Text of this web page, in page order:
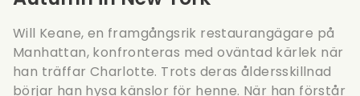
Will Keane, en framgångsrik restaurangägare på
Manhattan, konfronteras med oväntad kärlek när
han träffar Charlotte. Trots deras åldersskillnad
börjar han hysa känslor för henne. När han förstår